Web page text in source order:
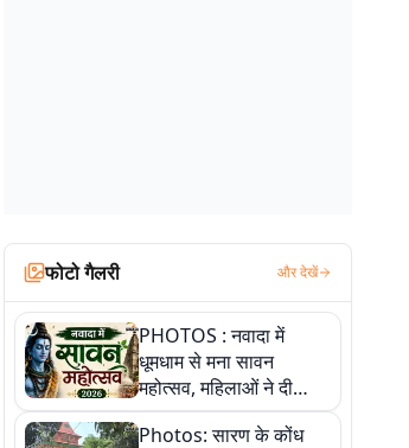
फोटो गैलरी और देखें
PHOTOS : नवादा में
धूमधाम से मना सावन
महोत्सव, महिलाओं ने दी
सांस्कृतिक प्रस्तुतियां
Photos: सारण के कोंध